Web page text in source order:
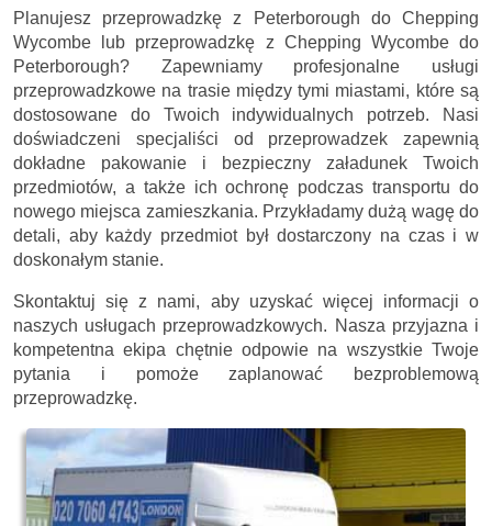
Planujesz przeprowadzkę z Peterborough do Chepping
Wycombe lub przeprowadzkę z Chepping Wycombe do
Peterborough? Zapewniamy profesjonalne usługi
przeprowadzkowe na trasie między tymi miastami, które są
dostosowane do Twoich indywidualnych potrzeb. Nasi
doświadczeni specjaliści od przeprowadzek zapewnią
dokładne pakowanie i bezpieczny załadunek Twoich
przedmiotów, a także ich ochronę podczas transportu do
nowego miejsca zamieszkania. Przykładamy dużą wagę do
detali, aby każdy przedmiot był dostarczony na czas i w
doskonałym stanie.
Skontaktuj się z nami, aby uzyskać więcej informacji o
naszych usługach przeprowadzkowych. Nasza przyjazna i
kompetentna ekipa chętnie odpowie na wszystkie Twoje
pytania i pomoże zaplanować bezproblemową
przeprowadzkę.